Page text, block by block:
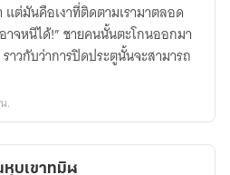
แต่มันคือเงาที่ติดตามเรามาตลอด
าจหนีได้!” ชายคนนั้นตะโกนออกมา
าวกับว่าการปิดประตูนั้นจะสามารถ
.
หุบเขาทมิฬ